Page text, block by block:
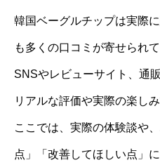
韓国ベーグルチップは実際
も多くの口コミが寄せられて
SNSやレビューサイト、通
リアルな評価や実際の楽し
ここでは、実際の体験談や
点」「改善してほしい点」